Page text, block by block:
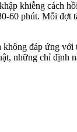
khiễng cách
phút. Mỗi
đáp ứng
những chỉ